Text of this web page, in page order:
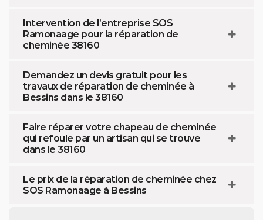
Intervention de l’entreprise SOS
Ramonaage pour la réparation de
cheminée 38160
Demandez un devis gratuit pour les
travaux de réparation de cheminée à
Bessins dans le 38160
Faire réparer votre chapeau de cheminée
qui refoule par un artisan qui se trouve
dans le 38160
Le prix de la réparation de cheminée chez
SOS Ramonaage à Bessins